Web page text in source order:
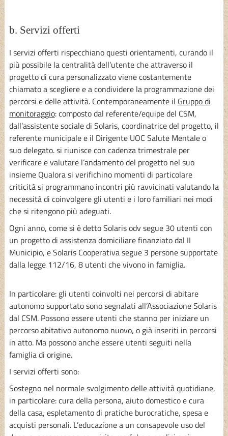
b. Servizi offerti
I servizi offerti rispecchiano questi orientamenti, curando il
più possibile la centralità dell’utente che attraverso il
progetto di cura personalizzato viene costantemente
chiamato a scegliere e a condividere la programmazione dei
percorsi e delle attività. Contemporaneamente il Gruppo di
monitoraggio: composto dal referente/equipe del CSM,
dall’assistente sociale di Solaris, coordinatrice del progetto, il
referente municipale e il Dirigente UOC Salute Mentale o
suo delegato. si riunisce con cadenza trimestrale per
verificare e valutare l’andamento del progetto nel suo
insieme Qualora si verifichino momenti di particolare
criticità si programmano incontri più ravvicinati valutando la
necessità di coinvolgere gli utenti e i loro familiari nei modi
che si ritengono più adeguati.
Ogni anno, come si è detto Solaris odv segue 30 utenti con
un progetto di assistenza domiciliare finanziato dal II
Municipio, e Solaris Cooperativa segue 3 persone supportate
dalla legge 112/16, 8 utenti che vivono in famiglia.
In particolare: gli utenti coinvolti nei percorsi di abitare
autonomo supportato sono segnalati all’Associazione Solaris
dal CSM. Possono essere utenti che stanno per iniziare un
percorso abitativo autonomo nuovo, o già inseriti in percorsi
in atto. Ma possono anche essere utenti seguiti nella
famiglia di origine.
I servizi offerti sono:
Sostegno nel normale svolgimento delle attività quotidiane,
in particolare: cura della persona, aiuto domestico e cura
della casa, espletamento di pratiche burocratiche, spesa e
acquisti personali. L’educazione a un consapevole uso del